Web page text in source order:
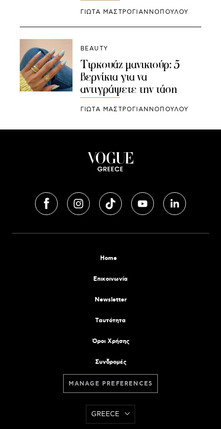
ΓΙΩΤΑ ΜΑΣΤΡΟΓΙΑΝΝΟΠΟΥΛΟΥ
BEAUTY
Τιρκουάζ μανικιούρ: 5
βερνίκια για να
αντιγράψετε την τάση
ΓΙΩΤΑ ΜΑΣΤΡΟΓΙΑΝΝΟΠΟΥΛΟΥ
Home
Επικοινωνία
Newsletter
Tαυτότητα
Όροι Χρήσης
Συνδρομές
MANAGE PREFERENCES
GREECE